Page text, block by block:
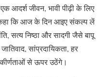
आदर्श जीवन, भावी पीढ़ी के लिए
कि आज के दिन आइए संकल्प लें
सत्य निष्ठा और सादगी जैसे बापू
सांप्रदायिकता, हर
से ऊपर उठेंगे।